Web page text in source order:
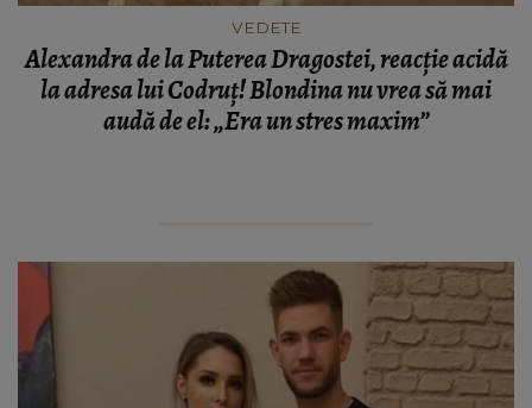
VEDETE
Alexandra de la Puterea Dragostei, reacție acidă
la adresa lui Codruț! Blondina nu vrea să mai
audă de el: „Era un stres maxim”